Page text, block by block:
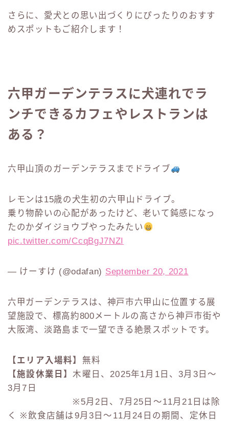
さらに、愛犬との思い出づくりにぴったりのおすす
めスポットもご紹介します！
六甲ガーデンテラスに犬連れでラ
ンチできるカフェやレストランは
ある？
六甲山頂のガーデンテラスまでドライブ
レモンは15歳の犬生初の六甲山ドライブ。
乗り物酔いの心配があったけど、老いて鈍感になっ
たのかダイジョウブやったみたい
pic.twitter.com/CcqBgJ7NZI
— けーすけ (@odafan) September 20, 2021
六甲ガーデンテラスは、神戸市六甲山に位置する展
望施設で、標高約800メートルの高さから神戸市街や
大阪湾、淡路島まで一望できる絶景スポットです。
【エリア入場料】 無料
【施設休業日】木曜日、2025年1月1日、3月3日〜
3月7日
※5月2日、7月25日〜11月21日は除
く ※飲食店舗は9月3日〜11月24日の期間、定休日